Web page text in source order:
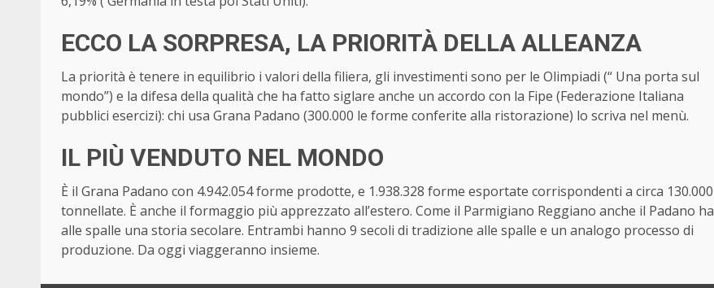
ECCO LA SORPRESA, LA PRIORITÀ DELLA ALLEANZA
La priorità è tenere in equilibrio i valori della filiera, gli investimenti sono per le Olimpiadi (“ Una porta sul
mondo”) e la difesa della qualità che ha fatto siglare anche un accordo con la Fipe (Federazione Italiana
pubblici esercizi): chi usa Grana Padano (300.000 le forme conferite alla ristorazione) lo scriva nel menù.
IL PIÙ VENDUTO NEL MONDO
È il Grana Padano con 4.942.054 forme prodotte, e 1.938.328 forme esportate corrispondenti a circa 130.000
tonnellate. È anche il formaggio più apprezzato all’estero. Come il Parmigiano Reggiano anche il Padano ha
alle spalle una storia secolare. Entrambi hanno 9 secoli di tradizione alle spalle e un analogo processo di
produzione. Da oggi viaggeranno insieme.